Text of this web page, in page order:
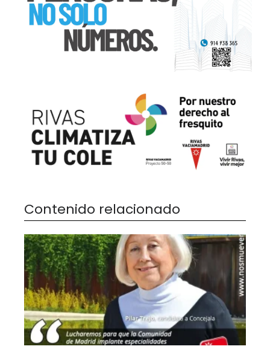
Contenido relacionado